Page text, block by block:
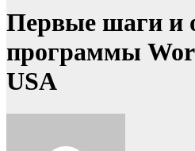
Первые шаги и
программы
USA